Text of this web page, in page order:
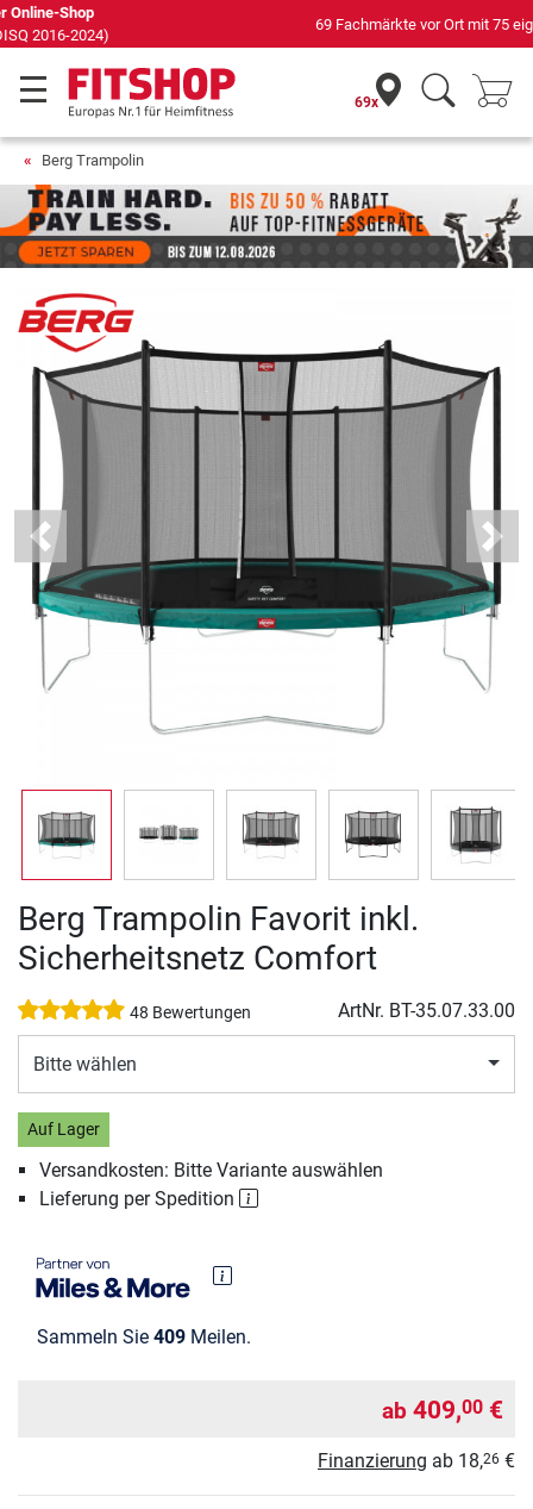
69 Fachmärkte vor Ort mit 75 eigenen Servicetechnikern
69x
Berg Trampolin
Previous Next
Berg Trampolin Favorit inkl.
Sicherheitsnetz Comfort
48 Bewertungen ArtNr. BT-35.07.33.00
Bitte wählen
Auf Lager
Versandkosten: Bitte Variante auswählen
Lieferung per Spedition
Sammeln Sie 409 Meilen.
ab 409,00 €
Finanzierung ab 18,26 €